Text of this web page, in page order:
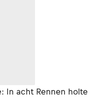
In acht Rennen holte